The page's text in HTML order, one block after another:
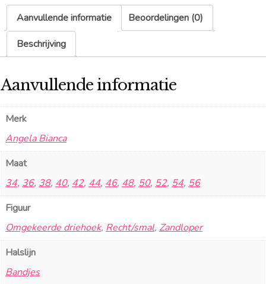
Aanvullende informatie
Beoordelingen (0)
Beschrijving
Aanvullende informatie
Merk
Angela Bianca
Maat
34, 36, 38, 40, 42, 44, 46, 48, 50, 52, 54, 56
Figuur
Omgekeerde driehoek, Recht/smal, Zandloper
Halslijn
Bandjes